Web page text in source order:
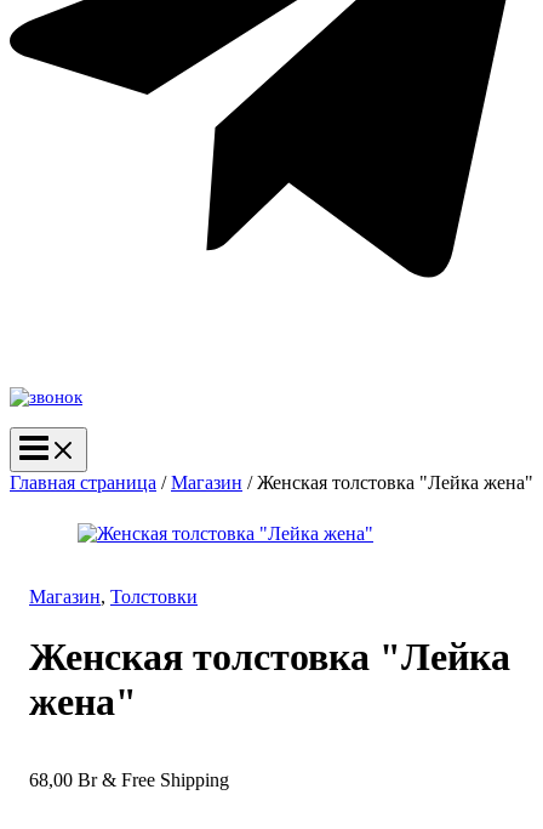
Главная страница /Магазин /Женская толстовка "Лейка жена"
Магазин, Толстовки
Женская толстовка "Лейка
жена"
68,00 Br & Free Shipping